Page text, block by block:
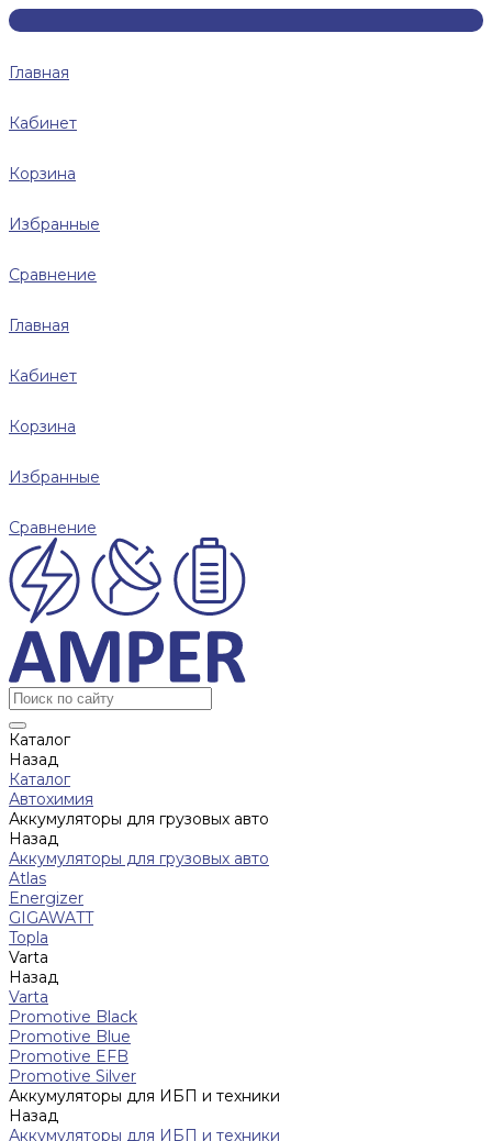
Главная
Кабинет
Корзина
Избранные
Сравнение
Главная
Кабинет
Корзина
Избранные
Сравнение
Каталог
Назад
Каталог
Автохимия
Аккумуляторы для грузовых авто
Назад
Аккумуляторы для грузовых авто
Atlas
Energizer
GIGAWATT
Topla
Varta
Назад
Varta
Promotive Black
Promotive Blue
Promotive EFB
Promotive Silver
Аккумуляторы для ИБП и техники
Назад
Аккумуляторы для ИБП и техники